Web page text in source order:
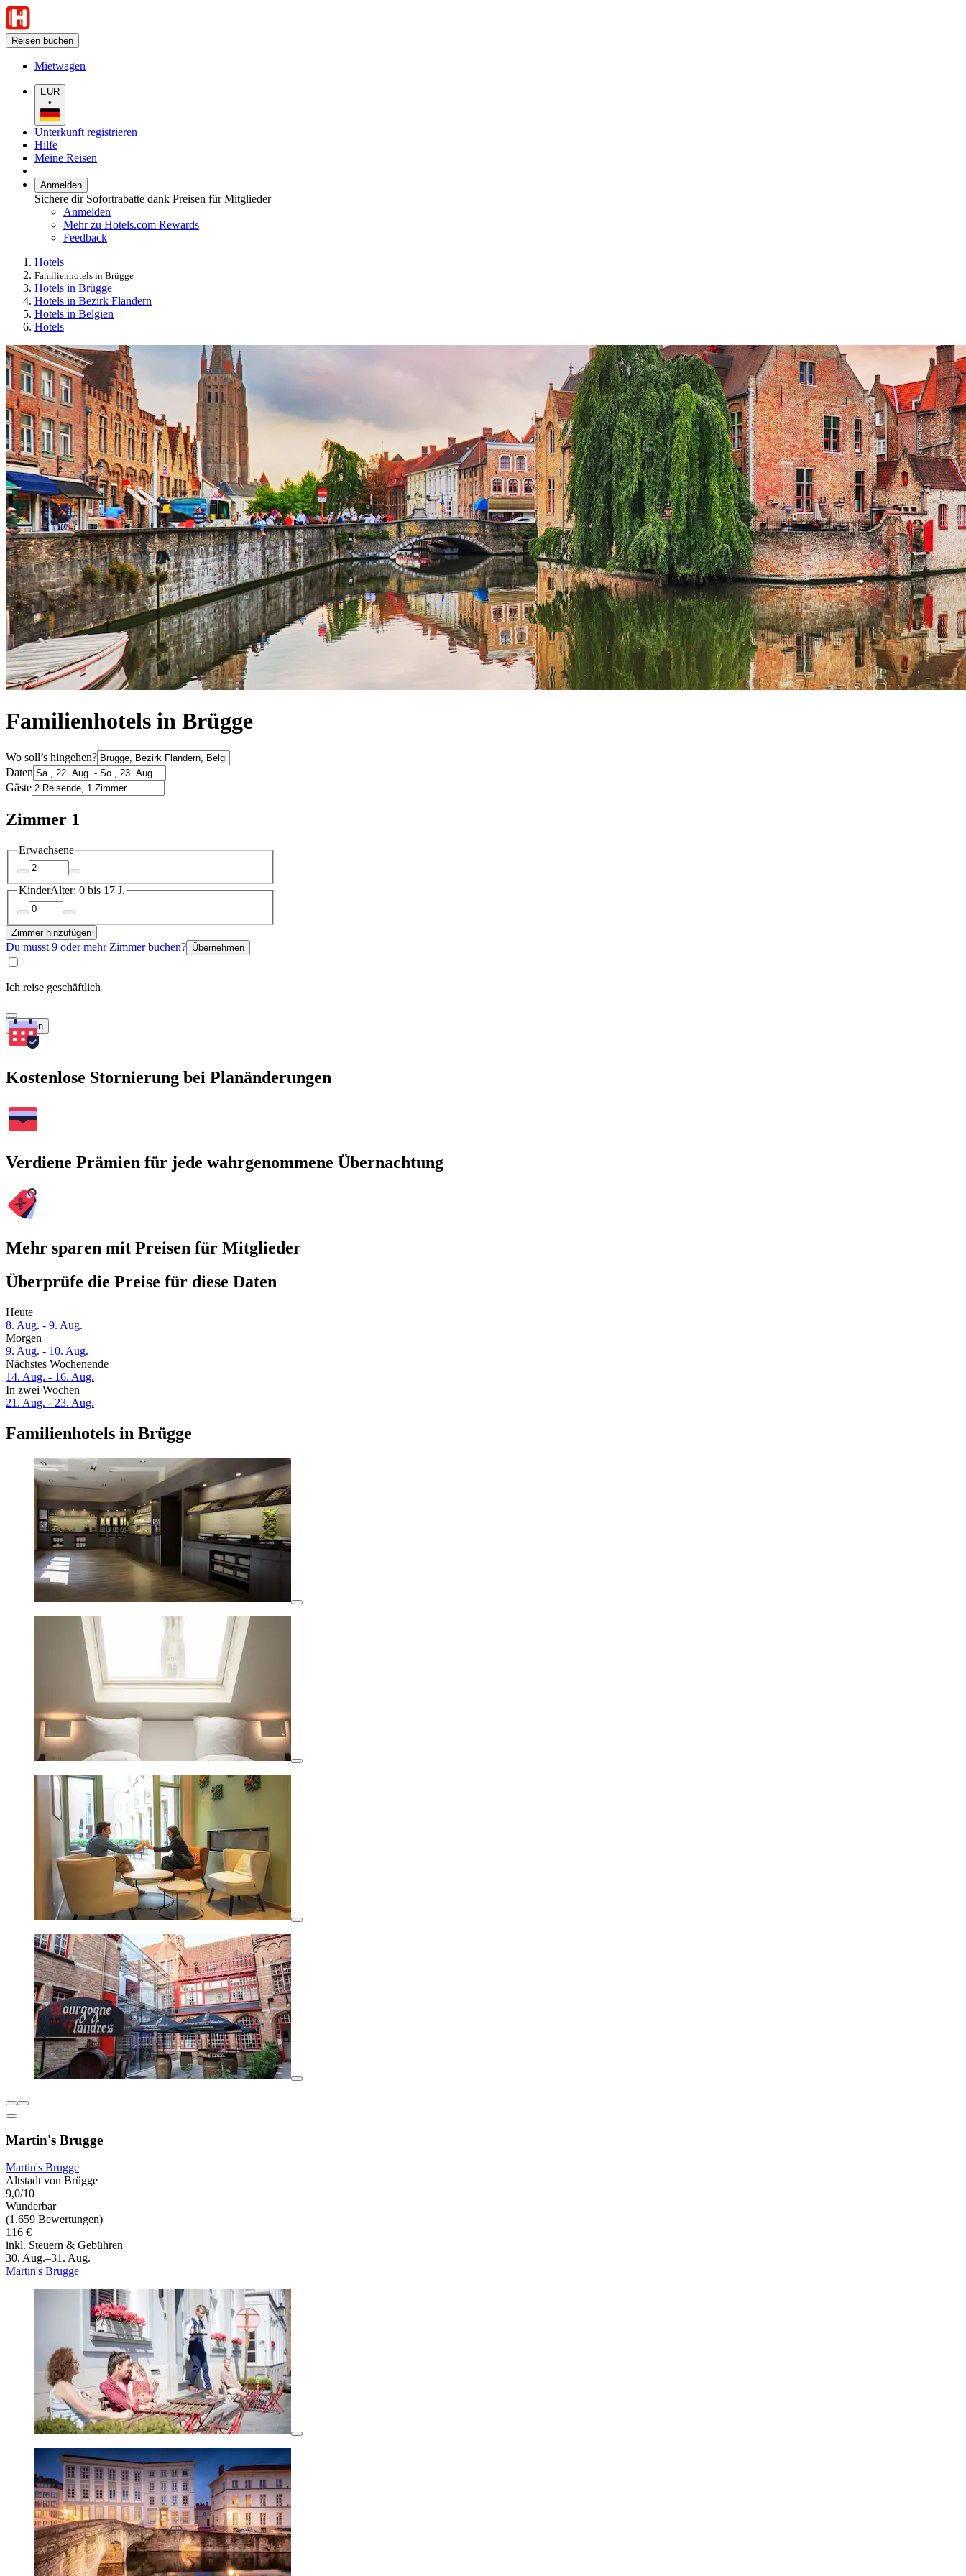
Reisen buchen
Mietwagen
EUR
•
Unterkunft registrieren
Hilfe
Meine Reisen
Anmelden
Sichere dir Sofortrabatte dank Preisen für Mitglieder
Anmelden
Mehr zu Hotels.com Rewards
Feedback
Hotels
Familienhotels in Brügge
Hotels in Brügge
Hotels in Bezirk Flandern
Hotels in Belgien
Hotels
Familienhotels in Brügge
Wo soll’s hingehen?
Daten
Gäste
Zimmer 1
Erwachsene
KinderAlter: 0 bis 17 J.
Zimmer hinzufügen
Du musst 9 oder mehr Zimmer buchen? Übernehmen
Ich reise geschäftlich
Suchen
Kostenlose Stornierung bei Planänderungen
Verdiene Prämien für jede wahrgenommene Übernachtung
Mehr sparen mit Preisen für Mitglieder
Überprüfe die Preise für diese Daten
Heute
8. Aug. - 9. Aug.
Morgen
9. Aug. - 10. Aug.
Nächstes Wochenende
14. Aug. - 16. Aug.
In zwei Wochen
21. Aug. - 23. Aug.
Familienhotels in Brügge
Martin's Brugge
Martin's Brugge
Altstadt von Brügge
9,0/10
Wunderbar
(1.659 Bewertungen)
116 €
inkl. Steuern & Gebühren
30. Aug.–31. Aug.
Martin's Brugge